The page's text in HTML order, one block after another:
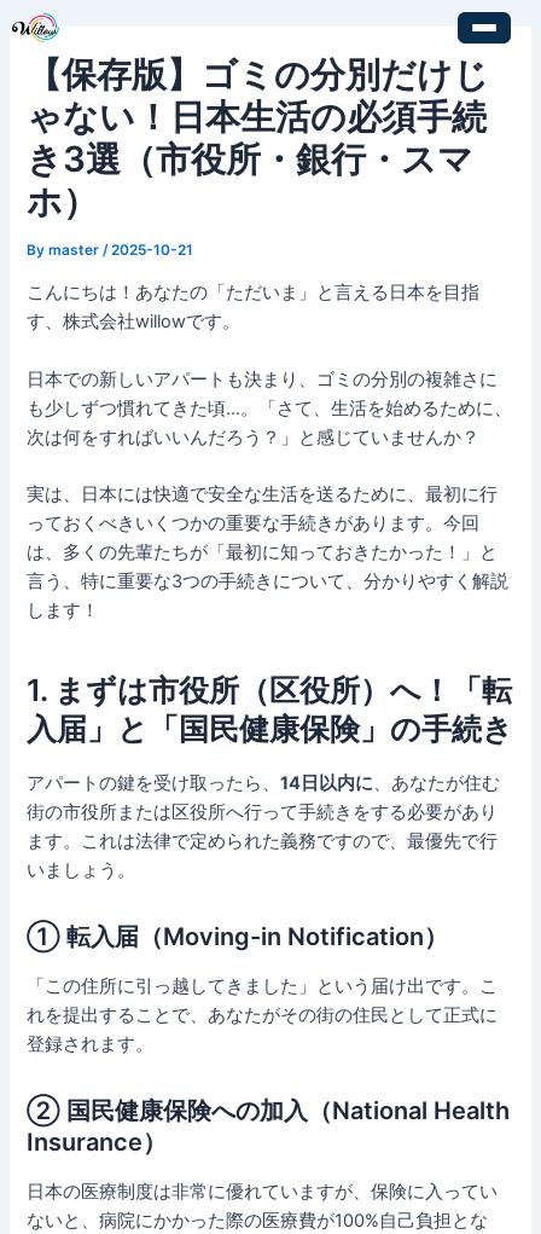
【保存版】ゴミの分別だけじ
ゃない！日本生活の必須手続
き3選（市役所・銀行・スマ
ホ）
Bymaster /2025-10-21
こんにちは！あなたの「ただいま」と言える日本を目指
す、株式会社willowです。
日本での新しいアパートも決まり、ゴミの分別の複雑さに
も少しずつ慣れてきた頃…。「さて、生活を始めるために、
次は何をすればいいんだろう？」と感じていませんか？
実は、日本には快適で安全な生活を送るために、最初に行
っておくべきいくつかの重要な手続きがあります。今回
は、多くの先輩たちが「最初に知っておきたかった！」と
言う、特に重要な3つの手続きについて、分かりやすく解説
します！
1. まずは市役所（区役所）へ！「転
入届」と「国民健康保険」の手続き
アパートの鍵を受け取ったら、14日以内に、あなたが住む
街の市役所または区役所へ行って手続きをする必要があり
ます。これは法律で定められた義務ですので、最優先で行
いましょう。
① 転入届（Moving-in Notification）
「この住所に引っ越してきました」という届け出です。こ
れを提出することで、あなたがその街の住民として正式に
登録されます。
② 国民健康保険への加入（National Health
Insurance）
日本の医療制度は非常に優れていますが、保険に入ってい
ないと、病院にかかった際の医療費が100%自己負担とな
Post
navigation